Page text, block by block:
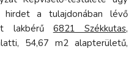
a tulajdonában lévő
lakbérű 6821 Székkutas,
54,67 m2 alapterületű,